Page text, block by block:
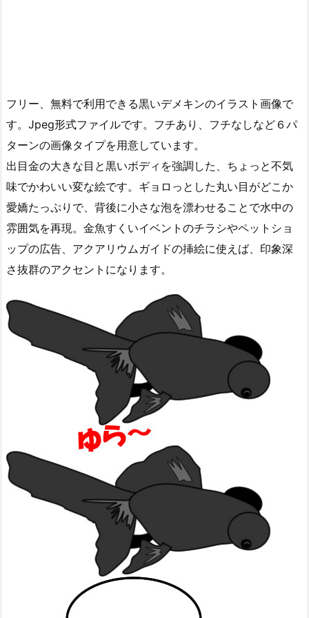
フリー、無料で利用できる黒いデメキンのイラスト画像で
す。Jpeg形式ファイルです。フチあり、フチなしなど６パ
ターンの画像タイプを用意しています。
出目金の大きな目と黒いボディを強調した、ちょっと不気
味でかわいい変な絵です。ギョロっとした丸い目がどこか
愛嬌たっぷりで、背後に小さな泡を漂わせることで水中の
雰囲気を再現。金魚すくいイベントのチラシやペットショ
ップの広告、アクアリウムガイドの挿絵に使えば、印象深
さ抜群のアクセントになります。